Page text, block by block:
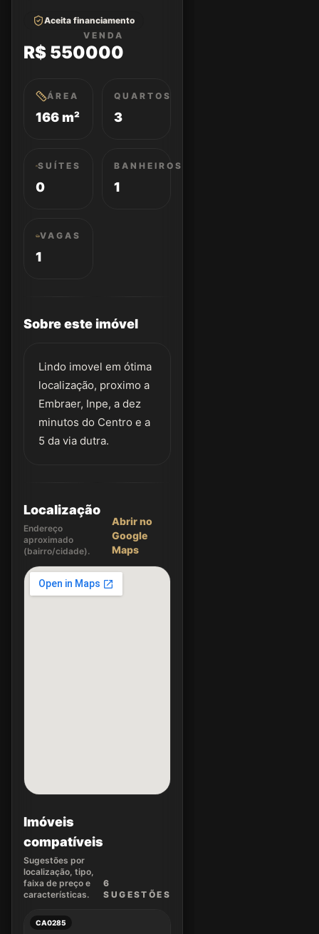
Aceita financiamento
VENDA
R$ 550000
ÁREA
166 m²
QUARTOS
3
SUÍTES
0
BANHEIROS
1
VAGAS
1
Sobre este imóvel
Lindo imovel em ótima
localização, proximo a
Embraer, Inpe, a dez
minutos do Centro e a
5 da via dutra.
Localização
Endereço
aproximado
(bairro/cidade).
Abrir no
Google
Maps
Imóveis
compatíveis
Sugestões por
localização, tipo,
faixa de preço e
características.
6
SUGEST ÕES
CA0285